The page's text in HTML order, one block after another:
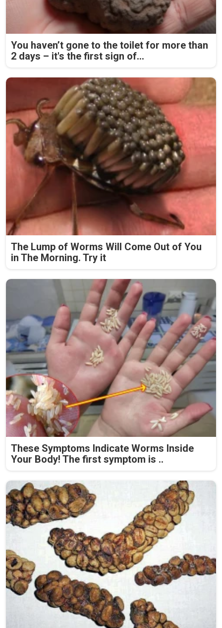
You haven’t gone to the toilet for more than
2 days – it's the first sign of...
The Lump of Worms Will Come Out of You
in The Morning. Try it
These Symptoms Indicate Worms Inside
Your Body! The first symptom is ..